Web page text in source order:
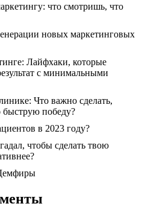
что смотришь, что
новых маркетинговых
Лайфхаки, которые
с минимальными
Что важно сделать,
победу?
в 2023 году?
чтобы сделать твою